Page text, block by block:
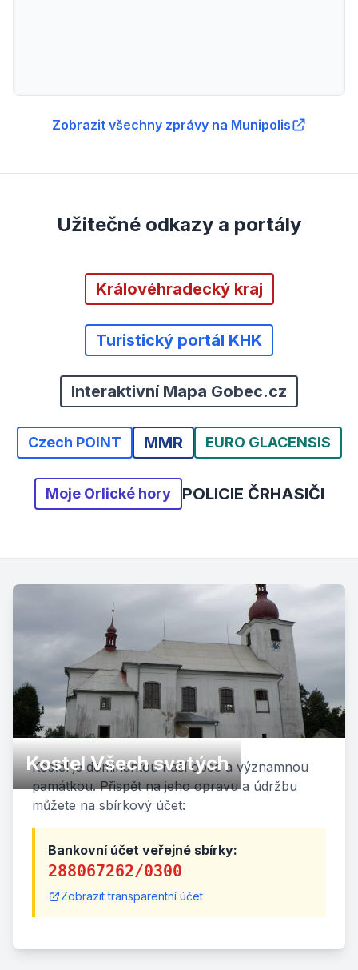
Zobrazit všechny zprávy na Munipolis
Užitečné odkazy a portály
Královéhradecký kraj
Turistický portál KHK
Interaktivní Mapa Gobec.cz
Czech POINT MMR EURO GLACENSIS
Moje Orlické hory POLICIE ČRHASIČI
Kostel Všech svatých
Kostel je dominantou naší obce a významnou
památkou. Přispět na jeho opravu a údržbu
můžete na sbírkový účet:
Bankovní účet veřejné sbírky:
288067262/0300
Zobrazit transparentní účet